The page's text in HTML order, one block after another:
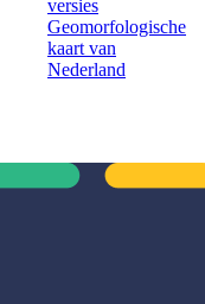
versies
Geomorfologische
kaart van
Nederland